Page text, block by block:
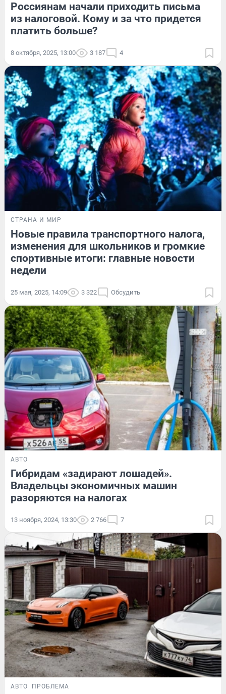
Россиянам начали приходить письма
из налоговой. Кому и за что придется
платить больше?
8 октября, 2025, 13:00 3 187 4
СТРАНА И МИР
Новые правила транспортного налога,
изменения для школьников и громкие
спортивные итоги: главные новости
недели
25 мая, 2025, 14:09 3 322 Обсудить
АВТО
Гибридам «задирают лошадей».
Владельцы экономичных машин
разоряются на налогах
13 ноября, 2024, 13:30 2 766 7
АВТО ПРОБЛЕМА